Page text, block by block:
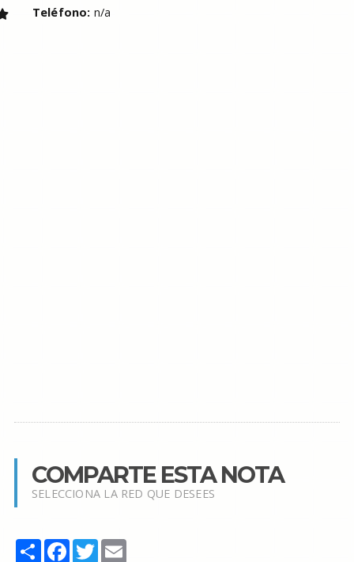
Teléfono: n/a
COMPARTE ESTA NOTA
SELECCIONA LA RED QUE DESEES
Share Facebook
TwitterEmail